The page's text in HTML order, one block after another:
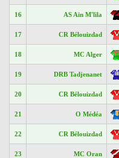
16 AS Aïn M'lila
17 CR Bélouizdad
18 MC Alger
19 DRB Tadjenanet
20 CR Bélouizdad
21 O Médéa
22 CR Bélouizdad
23 MC Oran